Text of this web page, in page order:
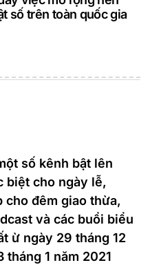
số trên toàn quốc gia
số kênh bật lên
biệt cho ngày lễ,
đêm giao thừa,
và các buổi biểu
ừ ngày 29 tháng 12
1 năm 2021